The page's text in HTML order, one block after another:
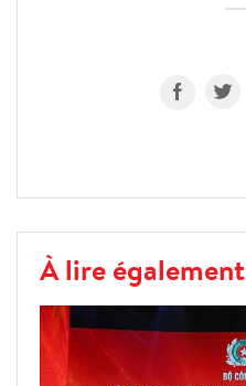
À lire également